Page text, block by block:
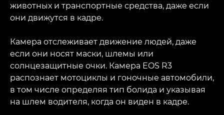
животных и транспортные средства, даже если
они движутся в кадре.
Камера отслеживает движение людей, даже
если они носят маски, шлемы или
солнцезащитные очки. Камера EOS R3
распознает мотоциклы и гоночные автомобили,
в том числе определяя тип болида и указывая
на шлем водителя, когда он виден в кадре.